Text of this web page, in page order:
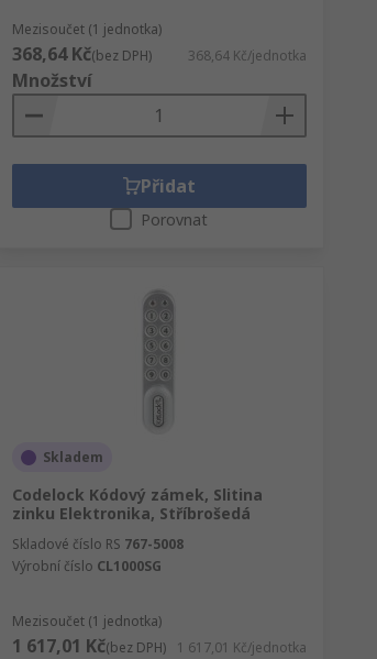
Mezisoučet (1 jednotka)
368,64 Kč(bez DPH) 368,64 Kč/jednotka
Množství
Přidat
Porovnat
Skladem
Codelock Kódový zámek, Slitina
zinku Elektronika, Stříbrošedá
Skladové číslo RS 767-5008
Výrobní číslo CL1000SG
Mezisoučet (1 jednotka)
1 617,01 Kč(bez DPH) 1 617,01 Kč/jednotka